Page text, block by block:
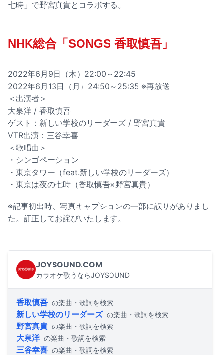
七時」で野宮真貴とコラボする。
NHK総合「SONGS 香取慎吾」
2022年6月9日（木）22:00～22:45
2022年6月13日（月）24:50～25:35 ※再放送
＜出演者＞
大泉洋 / 香取慎吾
ゲスト：新しい学校のリーダーズ / 野宮真貴
VTR出演：三谷幸喜
＜歌唱曲＞
・シンゴペーション
・東京タワー（feat.新しい学校のリーダーズ）
・東京は夜の七時（香取慎吾×野宮真貴）
※記事初出時、写真キャプションの一部に誤りがありまし
た。訂正してお詫びいたします。
JOYSOUND.COM
カラオケ歌うならJOYSOUND
香取慎吾 の楽曲・歌詞を検索
新しい学校のリーダーズ の楽曲・歌詞を検索
野宮真貴 の楽曲・歌詞を検索
大泉洋 の楽曲・歌詞を検索
三谷幸喜 の楽曲・歌詞を検索